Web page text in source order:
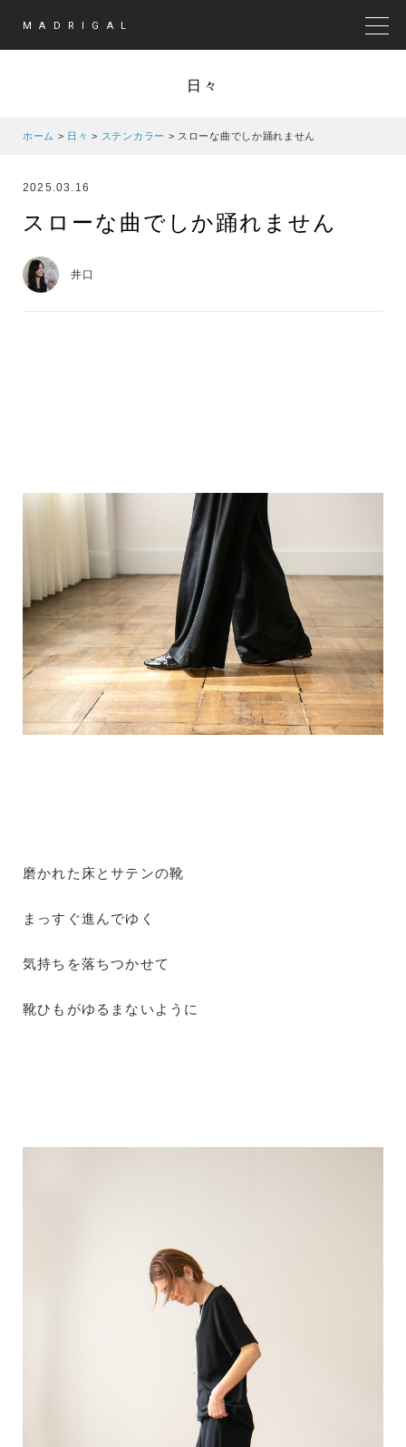
MADRIGAL
日々
ホーム > 日々 > ステンカラー > スローな曲でしか踊れません
2025.03.16
スローな曲でしか踊れません
井口
磨かれた床とサテンの靴
まっすぐ進んでゆく
気持ちを落ちつかせて
靴ひもがゆるまないように